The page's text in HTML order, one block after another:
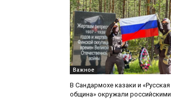
Важное
В Сандармохе казаки и «Русская
община» окружали российскими